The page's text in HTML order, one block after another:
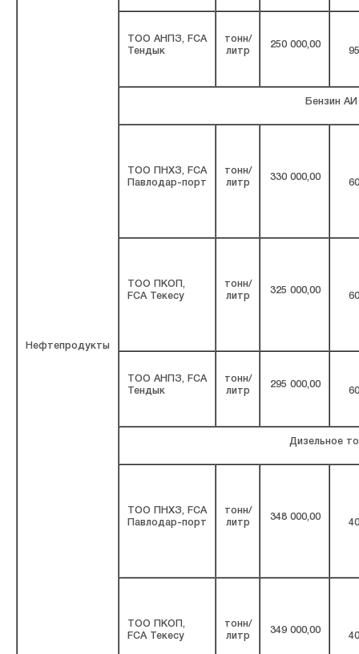
Нефтепродукты
ТОО АНПЗ, FCA
Тендык
тонн/
литр
250 000,00
Бензин АИ
ТОО ПНХЗ, FCA
Павлодар-порт
тонн/
литр
330 000,00
ТОО ПКОП,
FCA Текесу
тонн/
литр
325 000,00
ТОО АНПЗ, FCA
Тендык
тонн/
литр
295 000,00
Дизельное
ТОО ПНХЗ, FCA
Павлодар-порт
тонн/
литр
348 000,00
ТОО ПКОП,
FCA Текесу
тонн/
литр
349 000,00